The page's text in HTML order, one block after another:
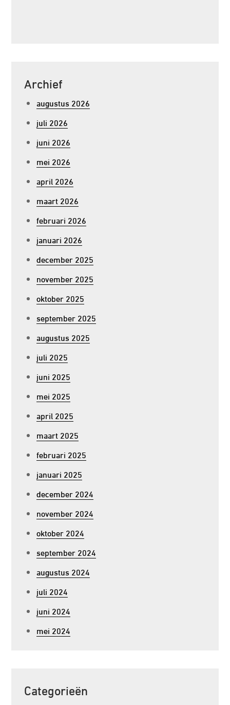
Archief
augustus 2026
juli 2026
juni 2026
mei 2026
april 2026
maart 2026
februari 2026
januari 2026
december 2025
november 2025
oktober 2025
september 2025
augustus 2025
juli 2025
juni 2025
mei 2025
april 2025
maart 2025
februari 2025
januari 2025
december 2024
november 2024
oktober 2024
september 2024
augustus 2024
juli 2024
juni 2024
mei 2024
Categorieën